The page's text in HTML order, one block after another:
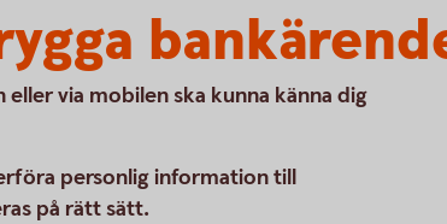
via mobilen ska kunna känna dig
personlig information till
på rätt sätt.